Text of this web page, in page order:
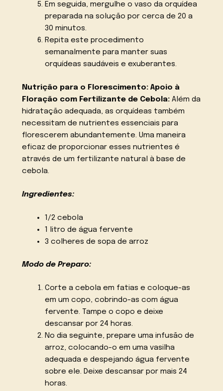
Em seguida, mergulhe o vaso da orquídea
preparada na solução por cerca de 20 a
30 minutos.
Repita este procedimento
semanalmente para manter suas
orquídeas saudáveis e exuberantes.
Nutrição para o Florescimento: Apoio à
Floração com Fertilizante de Cebola: Além da
hidratação adequada, as orquídeas também
necessitam de nutrientes essenciais para
florescerem abundantemente. Uma maneira
eficaz de proporcionar esses nutrientes é
através de um fertilizante natural à base de
cebola.
Ingredientes:
1/2 cebola
1 litro de água fervente
3 colheres de sopa de arroz
Modo de Preparo:
Corte a cebola em fatias e coloque-as
em um copo, cobrindo-as com água
fervente. Tampe o copo e deixe
descansar por 24 horas.
No dia seguinte, prepare uma infusão de
arroz, colocando-o em uma vasilha
adequada e despejando água fervente
sobre ele. Deixe descansar por mais 24
horas.